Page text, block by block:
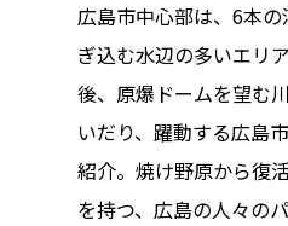
広島市中心部は、6本
ぎ込む水辺の多いエリ
後、原爆ドームを望む
いだり、躍動する広島
紹介。焼け野原から復
を持つ、広島の人々の